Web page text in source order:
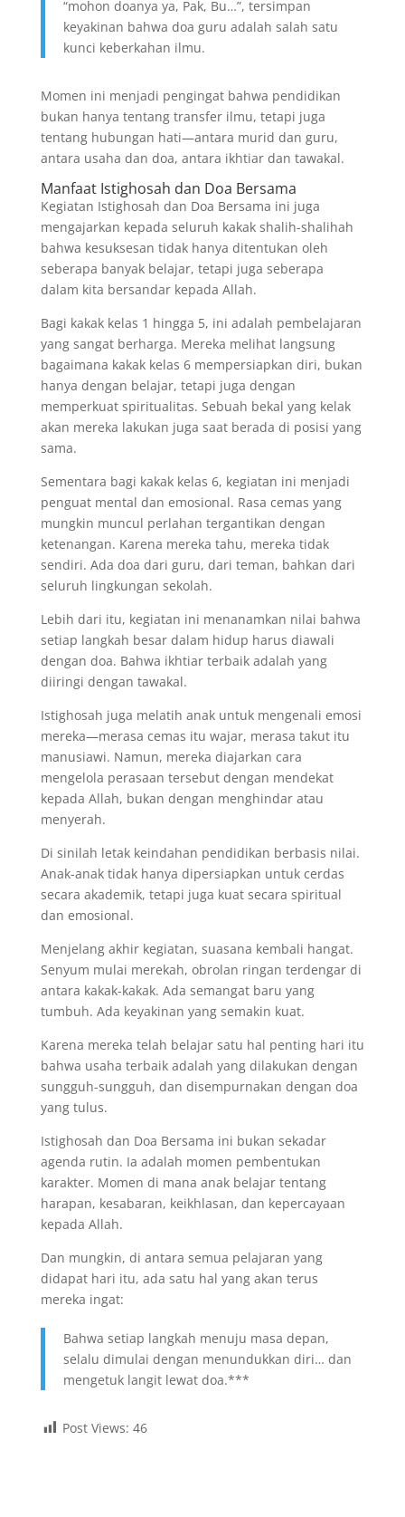
“mohon doanya ya, Pak, Bu…”, tersimpan
keyakinan bahwa doa guru adalah salah satu
kunci keberkahan ilmu.
Momen ini menjadi pengingat bahwa pendidikan
bukan hanya tentang transfer ilmu, tetapi juga
tentang hubungan hati—antara murid dan guru,
antara usaha dan doa, antara ikhtiar dan tawakal.
Manfaat Istighosah dan Doa Bersama
Kegiatan Istighosah dan Doa Bersama ini juga
mengajarkan kepada seluruh kakak shalih-shalihah
bahwa kesuksesan tidak hanya ditentukan oleh
seberapa banyak belajar, tetapi juga seberapa
dalam kita bersandar kepada Allah.
Bagi kakak kelas 1 hingga 5, ini adalah pembelajaran
yang sangat berharga. Mereka melihat langsung
bagaimana kakak kelas 6 mempersiapkan diri, bukan
hanya dengan belajar, tetapi juga dengan
memperkuat spiritualitas. Sebuah bekal yang kelak
akan mereka lakukan juga saat berada di posisi yang
sama.
Sementara bagi kakak kelas 6, kegiatan ini menjadi
penguat mental dan emosional. Rasa cemas yang
mungkin muncul perlahan tergantikan dengan
ketenangan. Karena mereka tahu, mereka tidak
sendiri. Ada doa dari guru, dari teman, bahkan dari
seluruh lingkungan sekolah.
Lebih dari itu, kegiatan ini menanamkan nilai bahwa
setiap langkah besar dalam hidup harus diawali
dengan doa. Bahwa ikhtiar terbaik adalah yang
diiringi dengan tawakal.
Istighosah juga melatih anak untuk mengenali emosi
mereka—merasa cemas itu wajar, merasa takut itu
manusiawi. Namun, mereka diajarkan cara
mengelola perasaan tersebut dengan mendekat
kepada Allah, bukan dengan menghindar atau
menyerah.
Di sinilah letak keindahan pendidikan berbasis nilai.
Anak-anak tidak hanya dipersiapkan untuk cerdas
secara akademik, tetapi juga kuat secara spiritual
dan emosional.
Menjelang akhir kegiatan, suasana kembali hangat.
Senyum mulai merekah, obrolan ringan terdengar di
antara kakak-kakak. Ada semangat baru yang
tumbuh. Ada keyakinan yang semakin kuat.
Karena mereka telah belajar satu hal penting hari itu
bahwa usaha terbaik adalah yang dilakukan dengan
sungguh-sungguh, dan disempurnakan dengan doa
yang tulus.
Istighosah dan Doa Bersama ini bukan sekadar
agenda rutin. Ia adalah momen pembentukan
karakter. Momen di mana anak belajar tentang
harapan, kesabaran, keikhlasan, dan kepercayaan
kepada Allah.
Dan mungkin, di antara semua pelajaran yang
didapat hari itu, ada satu hal yang akan terus
mereka ingat:
Bahwa setiap langkah menuju masa depan,
selalu dimulai dengan menundukkan diri… dan
mengetuk langit lewat doa.***
Post Views: 46